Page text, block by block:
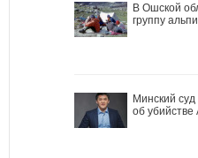
В Ошской
группу
Минский
об